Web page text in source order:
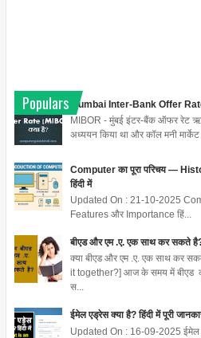
Populars
Mumbai Inter-Bank Offer
MIBOR - मुंबई इंटर-बैंक ऑफर रेट
अध्ययन किया था और कॉल मनी
Computer का पूरा परिचय —
हिंदी में
Updated On : 21-10-2025
Features और Importance हिं...
बीएड और एम .ए. एक साथ कर सकते
क्या बीएड और एम .ए. एक साथ कर
it together?] आज के समय में बीएड
स...
ईमेल एड्रेस क्या है? हिंदी में पूरी
Updated On : 16-09-2025 ईमेल